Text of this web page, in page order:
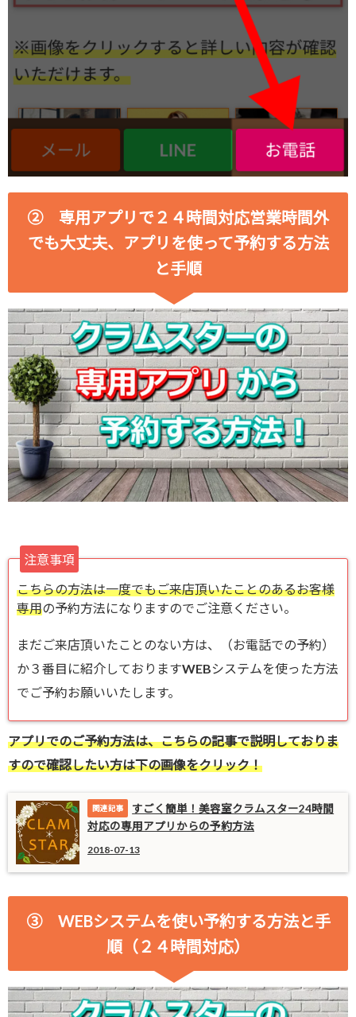
② 専用アプリで２４時間対応営業時間外
でも大丈夫、アプリを使って予約する方法
と手順
注意事項
こちらの方法は一度でもご来店頂いたことのあるお客様
専用の予約方法になりますのでご注意ください。
まだご来店頂いたことのない方は、（お電話での予約）
か３番目に紹介しておりますWEBシステムを使った方法
でご予約お願いいたします。
アプリでのご予約方法は、こちらの記事で説明しておりま
すので確認したい方は下の画像をクリック！
すごく簡単！美容室クラムスター24時間
対応の専用アプリからの予約方法
2018-07-13
③ WEBシステムを使い予約する方法と手
順（２４時間対応）